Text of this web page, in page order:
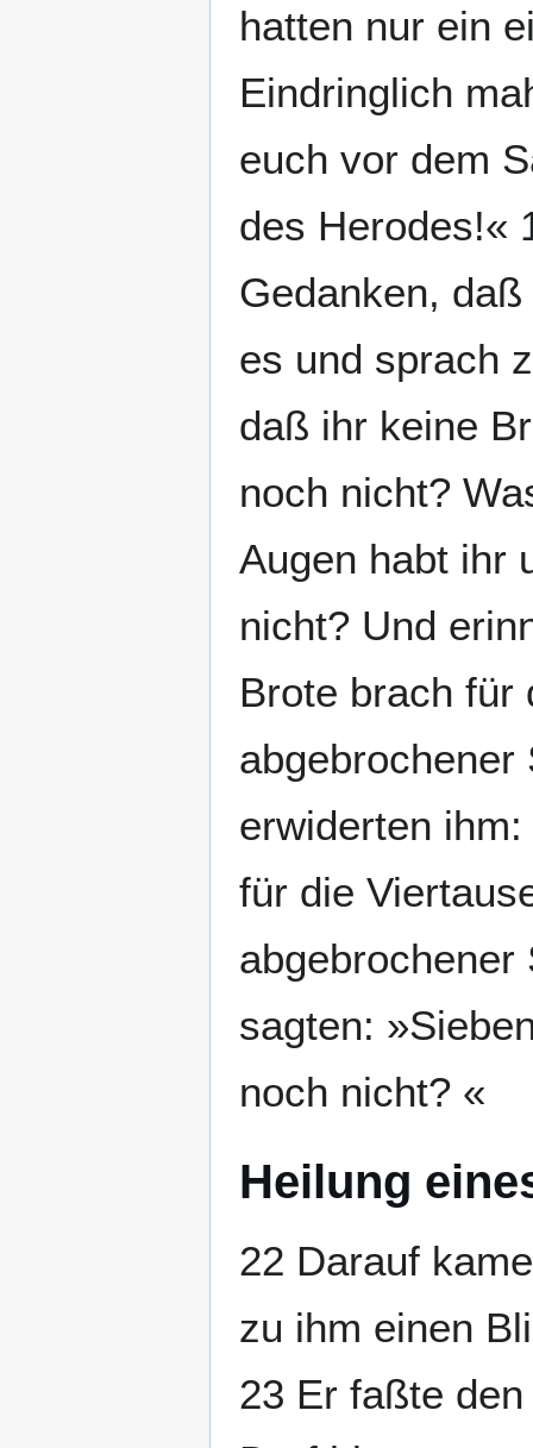
hatten nur ein
Eindringlich
euch vor dem
des Herodes!«
Gedanken,
es und sprach
daß ihr keine
noch nicht?
Augen habt ihr
nicht? Und
Brote brach für
abgebrochener
erwiderten
für die
abgebrochener
sagten:
noch nicht? «
Heilung
22 Darauf
zu ihm einen
23 Er faßte